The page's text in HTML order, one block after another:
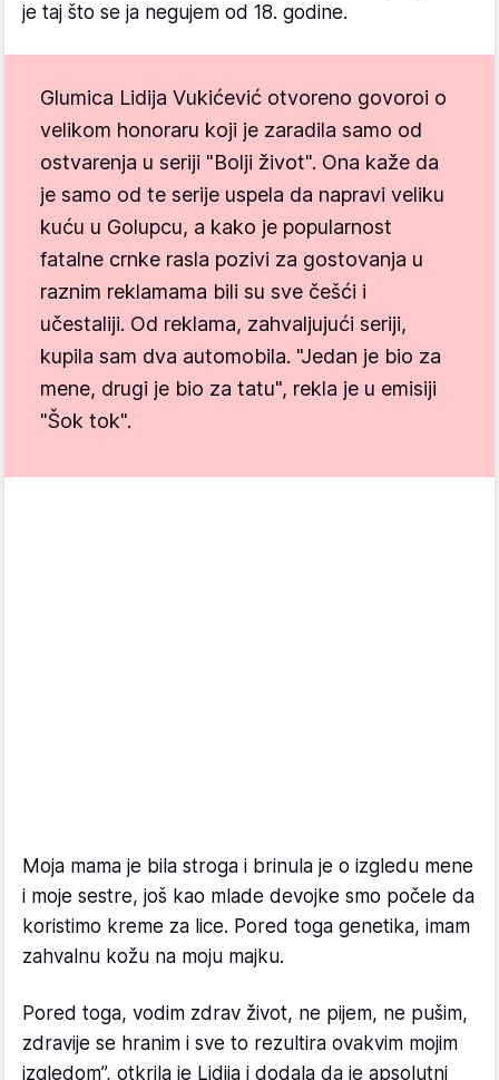
je taj što se ja negujem od 18. godine.
Glumica Lidija Vukićević otvoreno govoroi o
velikom honoraru koji je zaradila samo od
ostvarenja u seriji "Bolji život". Ona kaže da
je samo od te serije uspela da napravi veliku
kuću u Golupcu, a kako je popularnost
fatalne crnke rasla pozivi za gostovanja u
raznim reklamama bili su sve češći i
učestaliji. Od reklama, zahvaljujući seriji,
kupila sam dva automobila. "Jedan je bio za
mene, drugi je bio za tatu", rekla je u emisiji
"Šok tok".
Moja mama je bila stroga i brinula je o izgledu mene
i moje sestre, još kao mlade devojke smo počele da
koristimo kreme za lice. Pored toga genetika, imam
zahvalnu kožu na moju majku.
Pored toga, vodim zdrav život, ne pijem, ne pušim,
zdravije se hranim i sve to rezultira ovakvim mojim
izgledom”, otkrila je Lidija i dodala da je apsolutni